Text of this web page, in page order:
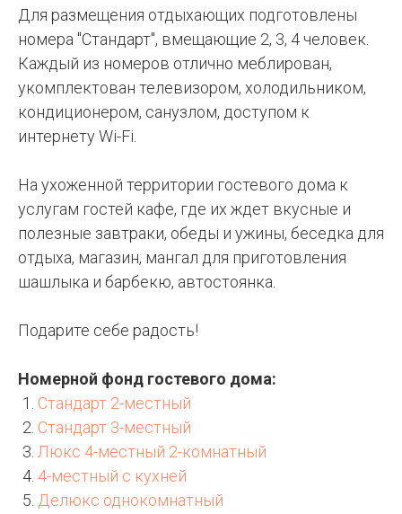
Для размещения отдыхающих подготовлены
номера "Стандарт", вмещающие 2, 3, 4 человек.
Каждый из номеров отлично меблирован,
укомплектован телевизором, холодильником,
кондиционером, санузлом, доступом к
интернету Wi-Fi.
На ухоженной территории гостевого дома к
услугам гостей кафе, где их ждет вкусные и
полезные завтраки, обеды и ужины, беседка для
отдыха, магазин, мангал для приготовления
шашлыка и барбекю, автостоянка.
Подарите себе радость!
Номерной фонд гостевого дома:
Стандарт 2-местный
Стандарт 3-местный
Люкс 4-местный 2-комнатный
4-местный с кухней
Делюкс однокомнатный